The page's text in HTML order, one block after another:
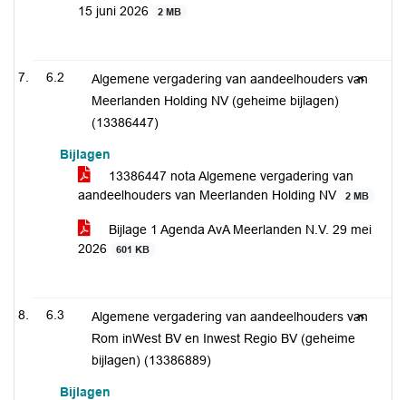
15 juni 2026
2 MB
6.2
Algemene vergadering van aandeelhouders van
Meerlanden Holding NV (geheime bijlagen)
(13386447)
Bijlagen
13386447 nota Algemene vergadering van
aandeelhouders van Meerlanden Holding NV
2 MB
Bijlage 1 Agenda AvA Meerlanden N.V. 29 mei
2026
601 KB
6.3
Algemene vergadering van aandeelhouders van
Rom inWest BV en Inwest Regio BV (geheime
bijlagen) (13386889)
Bijlagen